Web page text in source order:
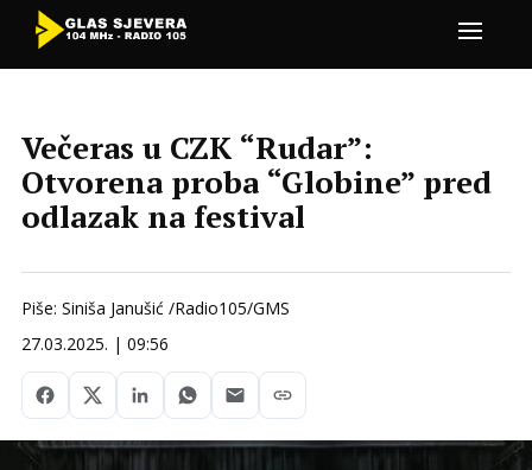
Večeras u CZK “Rudar”:
Otvorena proba “Globine” pred
odlazak na festival
Piše: Siniša Janušić /Radio105/GMS
27.03.2025. | 09:56